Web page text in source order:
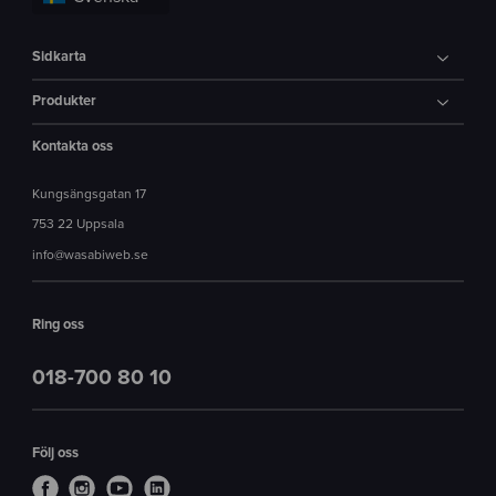
Sidkarta
Produkter
Kontakta oss
Kungsängsgatan 17
753 22 Uppsala
info@wasabiweb.se
Ring oss
018-700 80 10
Följ oss